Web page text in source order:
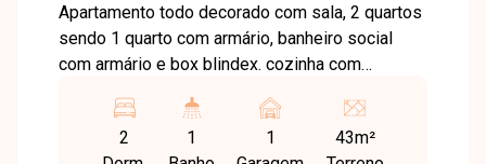
Apartamento todo decorado com sala, 2 quartos
sendo 1 quarto com armário, banheiro social
com armário e box blindex. cozinha com
com painel, nichos e espelho. Condomínio com
gás canalizado, portaria 24hs, piscina adulto e
2
1
1
43m²